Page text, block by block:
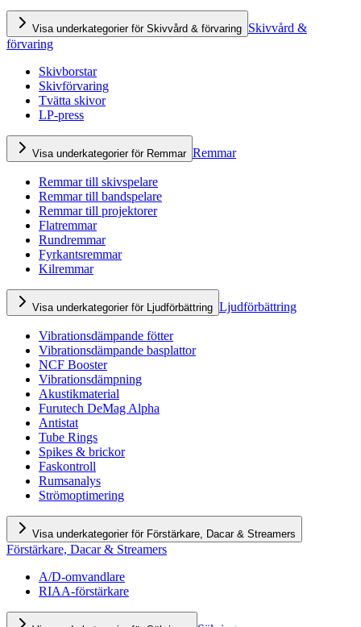
Visa underkategorier för Skivvård & förvaring Skivvård &
förvaring
Skivborstar
Skivförvaring
Tvätta skivor
LP-press
Visa underkategorier för Remmar Remmar
Remmar till skivspelare
Remmar till bandspelare
Remmar till projektorer
Flatremmar
Rundremmar
Fyrkantsremmar
Kilremmar
Visa underkategorier för Ljudförbättring Ljudförbättring
Vibrationsdämpande fötter
Vibrationsdämpande basplattor
NCF Booster
Vibrationsdämpning
Akustikmaterial
Furutech DeMag Alpha
Antistat
Tube Rings
Spikes & brickor
Faskontroll
Rumsanalys
Strömoptimering
Visa underkategorier för Förstärkare, Dacar & Streamers
Förstärkare, Dacar & Streamers
A/D-omvandlare
RIAA-förstärkare